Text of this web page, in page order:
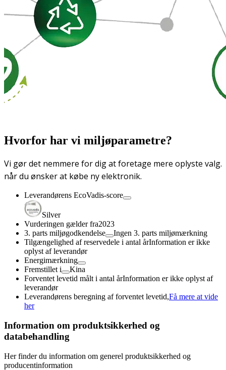
Hvorfor har vi miljøparametre?
Vi gør det nemmere for dig at foretage mere oplyste valg.
når du ønsker at købe ny elektronik.
Leverandørens EcoVadis-score
Silver
Vurderingen gælder fra2023
3. parts miljøgodkendelse
Ingen 3. parts miljømærkning
Tilgængelighed af reservedele i antal årInformation er ikke
oplyst af leverandør
Energimærkning
Fremstillet i
Kina
Forventet levetid målt i antal årInformation er ikke oplyst af
leverandør
Leverandørens beregning af forventet levetid,Få mere at vide
her
Information om produktsikkerhed og
databehandling
Her finder du information om generel produktsikkerhed og
producentinformation